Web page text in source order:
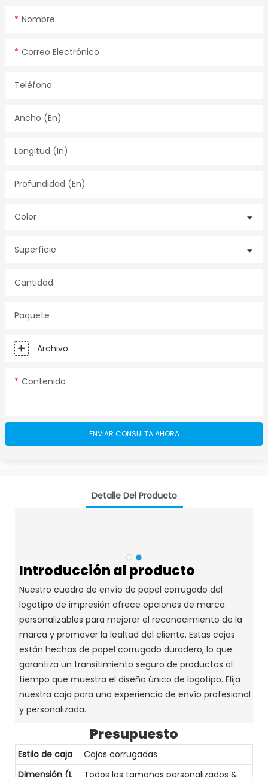
Nombre
Correo Electrónico
Teléfono
Ancho (en)
Longitud (in)
Profundidad (en)
Color
Superficie
Cantidad
Paquete
Archivo
Contenido
ENVIAR CONSULTA AHORA
Detalle Del Producto
Introducción al producto
Nuestro cuadro de envío de papel corrugado del
logotipo de impresión ofrece opciones de marca
personalizables para mejorar el reconocimiento de la
marca y promover la lealtad del cliente. Estas cajas
están hechas de papel corrugado duradero, lo que
garantiza un transitimiento seguro de productos al
tiempo que muestra el diseño único de logotipo. Elija
nuestra caja para una experiencia de envío profesional
y personalizada.
Presupuesto
Estilo de caja
Cajas corrugadas
Dimensión (L
Todos los tamaños personalizados &